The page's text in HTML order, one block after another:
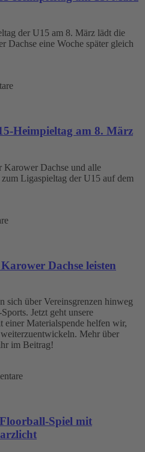
der U15 am 8. März lädt die
eine Woche später gleich
Heimpieltag am 8. März
Karower Dachse und alle
Ligaspieltag der U15 auf dem
Dachse leisten
sich über Vereinsgrenzen hinweg
Jetzt geht unsere
Materialspende helfen wir,
Mehr über
im Beitrag!
Spiel mit